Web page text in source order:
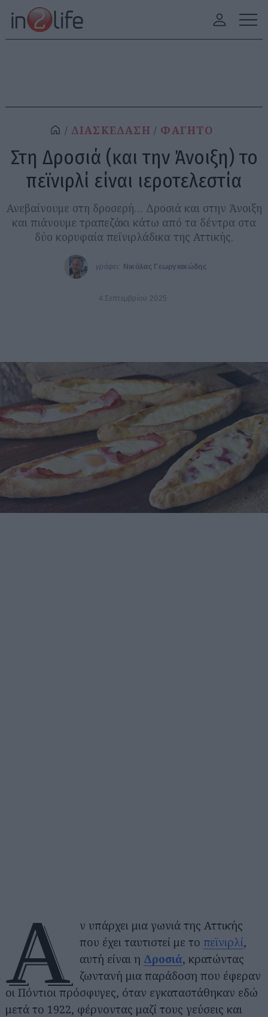
ΔΙΑΣΚΕΔΑΣΗ ΦΑΓΗΤΟ
Στη Δροσιά (και την Άνοιξη) το
πεϊνιρλί είναι ιεροτελεστία
Ανεβαίνουμε στη δροσερή… Δροσιά και στην Άνοιξη
και πιάνουμε τραπεζάκι κάτω από τα δέντρα στα
δύο κορυφαία πεϊνιρλάδικα της Αττικής.
γράφει: Νικόλας Γεωργιακώδης
4 Σεπτεμβρίου 2025
Α
ν υπάρχει μια γωνιά της Αττικής
που έχει ταυτιστεί με τοπεϊνιρλί,
αυτή είναι η Δροσιά, κρατώντας
ζωντανή μια παράδοση που έφεραν
οι Πόντιοι πρόσφυγες, όταν εγκαταστάθηκαν εδώ
μετά το 1922, φέρνοντας μαζί τους γεύσεις και